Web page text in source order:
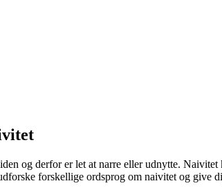
og derfor er let at narre eller udnytte.
forskellige ordsprog om naivitet og give